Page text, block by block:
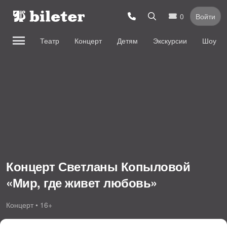
0 Войти
Театр Концерт Детям Экскурсии Шоу
Концерт Светланы Копыловой
«Мир, где живет любовь»
Концерт • 16+